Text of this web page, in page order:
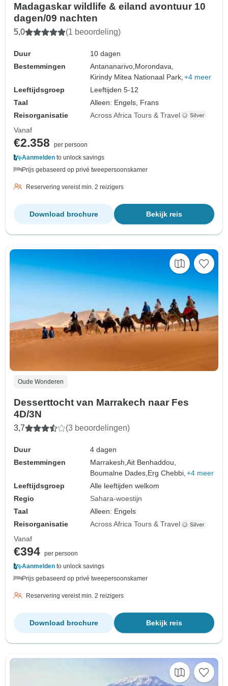
Madagaskar wildlife & eiland avontuur 10
dagen/09 nachten
5,0 (1 beoordeling)
Duur
10 dagen
Bestemmingen
Antananarivo, Morondava,
Kirindy Mitea Nationaal Park, +4 meer
Leeftijdsgroep
Leeftijden 5-12
Taal
Alleen: Engels, Frans
Reisorganisatie
Across Africa Tours & Travel
Vanaf
€2.358
per persoon
Aanmelden to unlock savings
Prijs gebaseerd op privé tweepersoonskamer
Reservering vereist min. 2 reizigers
Bekijk reis
Download brochure
Oude Wonderen
Desserttocht van Marrakech naar Fes
4D/3N
3,7 (3 beoordelingen)
Duur
4 dagen
Bestemmingen
Marrakesh,Ait Benhaddou,
Boumalne Dades, Erg Chebbi, +4 meer
Leeftijdsgroep
Alle leeftijden welkom
Regio
Sahara-woestijn
Taal
Alleen: Engels
Reisorganisatie
Across Africa Tours & Travel
Vanaf
€394 per persoon
Aanmelden to unlock savings
Prijs gebaseerd op privé tweepersoonskamer
Reservering vereist min. 2 reizigers
Bekijk reis
Download brochure